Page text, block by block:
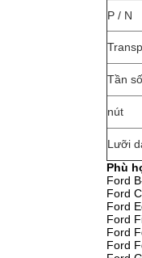
P / N
Tần
nút
Lưỡi
Phù
Ford
Ford
Ford
Ford
Ford
Ford